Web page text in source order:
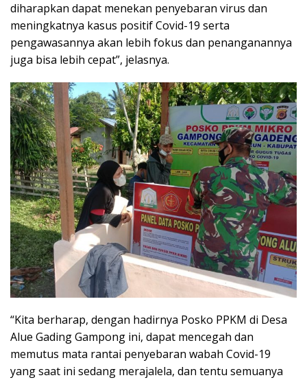
diharapkan dapat menekan penyebaran virus dan
meningkatnya kasus positif Covid-19 serta
pengawasannya akan lebih fokus dan penanganannya
juga bisa lebih cepat”, jelasnya.
“Kita berharap, dengan hadirnya Posko PPKM di Desa
Alue Gading Gampong ini, dapat mencegah dan
memutus mata rantai penyebaran wabah Covid-19
yang saat ini sedang merajalela, dan tentu semuanya